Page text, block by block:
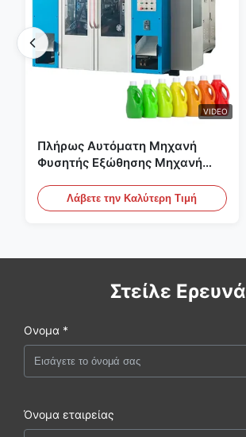
VIDEO
Πλήρως Αυτόματη Μηχανή
Φυσητής Εξώθησης Μηχανή
Λάβετε την Καλύτερη Τιμή
Στείλε Ερευνά
Ονομα *
Όνομα εταιρείας